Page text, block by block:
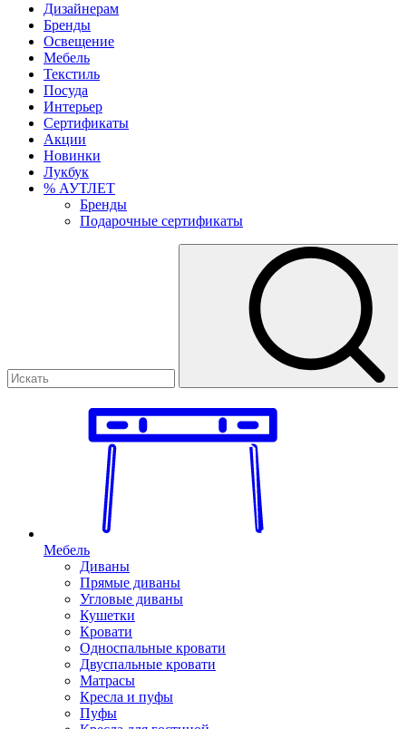
Дизайнерам
Бренды
Освещение
Мебель
Текстиль
Посуда
Интерьер
Сертификаты
Акции
Новинки
Лукбук
% АУТЛЕТ
Бренды
Подарочные сертификаты
Мебель
Диваны
Прямые диваны
Угловые диваны
Кушетки
Кровати
Односпальные кровати
Двуспальные кровати
Матрасы
Кресла и пуфы
Пуфы